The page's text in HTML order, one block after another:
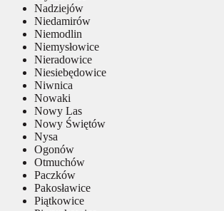
Nadziejów
Niedamirów
Niemodlin
Niemysłowice
Nieradowice
Niesiebędowice
Niwnica
Nowaki
Nowy Las
Nowy Świętów
Nysa
Ogonów
Otmuchów
Paczków
Pakosławice
Piątkowice